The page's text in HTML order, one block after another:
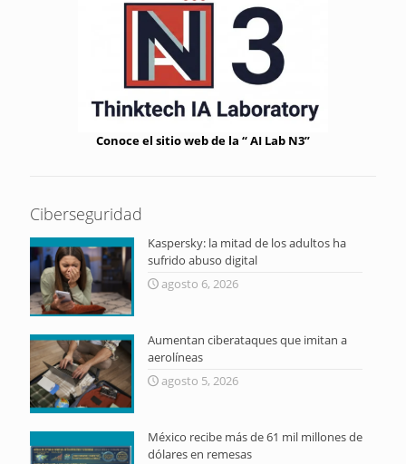
Conoce el sitio web de la “ AI Lab N3”
Ciberseguridad
Kaspersky: la mitad de los adultos ha
sufrido abuso digital
agosto 6, 2026
Aumentan ciberataques que imitan a
aerolíneas
agosto 5, 2026
México recibe más de 61 mil millones de
dólares en remesas